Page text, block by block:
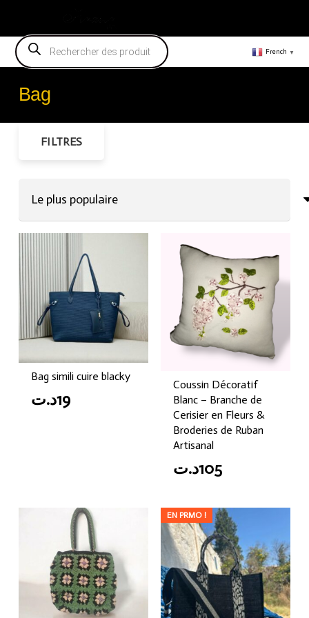
Recherche
de
produits
French ▼
Bag
Bag simili cuire blacky
19د.ت
Coussin Décoratif
Blanc – Branche de
Cerisier en Fleurs &
Broderies de Ruban
Artisanal
105د.ت
EN PRMO !
FILTRES